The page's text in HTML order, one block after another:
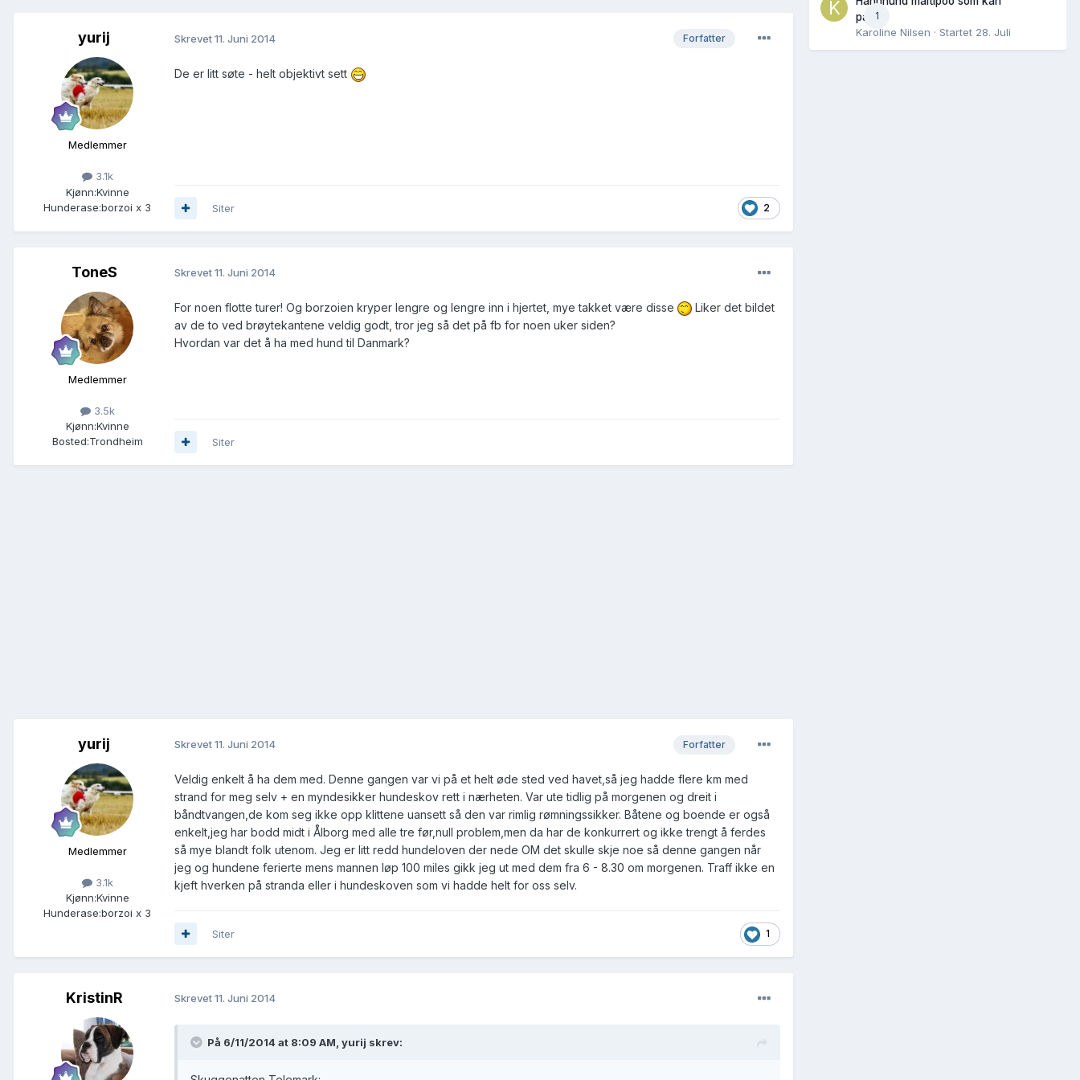
yurij
Medlemmer
3.1k
Kjønn:Kvinne
Hunderase:borzoi x 3
Forfatter
Skrevet11. Juni 2014
De er litt søte - helt objektivt sett
2
Siter
ToneS
Medlemmer
3.5k
Kjønn:Kvinne
Bosted:Trondheim
Skrevet11. Juni 2014
For noen flotte turer! Og borzoien kryper lengre og lengre inn i hjertet, mye takket være disse
Liker det bildet
av de to ved brøytekantene veldig godt, tror jeg så det på fb for noen uker siden?
Hvordan var det å ha med hund til Danmark?
Siter
yurij
Medlemmer
3.1k
Kjønn:Kvinne
Hunderase:borzoi x 3
Forfatter
Skrevet11. Juni 2014
Veldig enkelt å ha dem med. Denne gangen var vi på et helt øde sted ved havet,så jeg hadde flere km med
strand for meg selv + en myndesikker hundeskov rett i nærheten. Var ute tidlig på morgenen og dreit i
båndtvangen,de kom seg ikke opp klittene uansett så den var rimlig rømningssikker. Båtene og boende er også
enkelt,jeg har bodd midt i Ålborg med alle tre før,null problem,men da har de konkurrert og ikke trengt å ferdes
så mye blandt folk utenom. Jeg er litt redd hundeloven der nede OM det skulle skje noe så denne gangen når
jeg og hundene ferierte mens mannen løp 100 miles gikk jeg ut med dem fra 6 - 8.30 om morgenen. Traff ikke en
kjeft hverken på stranda eller i hundeskoven som vi hadde helt for oss selv.
1
Siter
KristinR Skrevet11. Juni 2014
På 6/11/2014 at 8:09 AM, yurij skrev:
1
parres
Karoline Nilsen · Startet 28. Juli